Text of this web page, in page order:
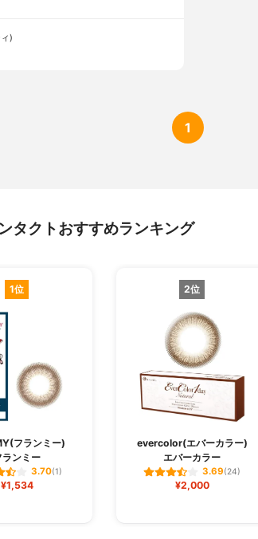
)
1
タクトおすすめランキング
1位
フランミー)
ランミー
3.70(1)
¥1,534
2位
evercolor(エバーカラー)
エバーカラー
3.69(24)
¥2,000